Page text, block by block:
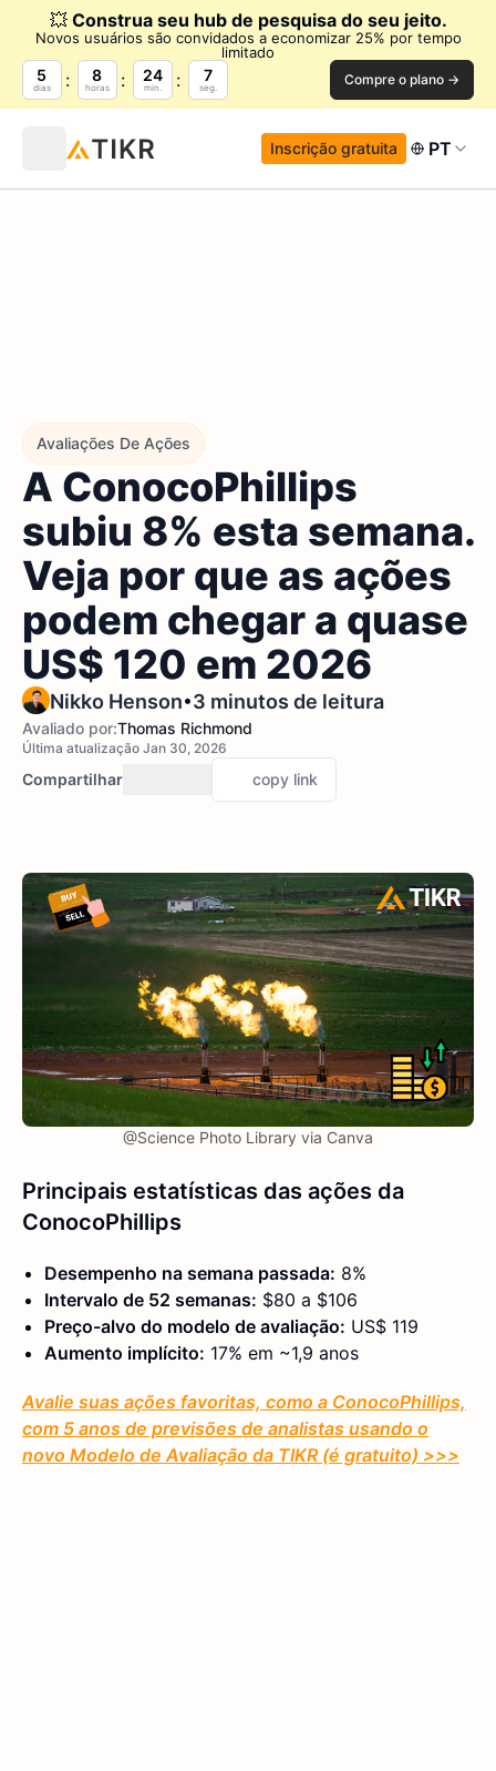
💥 Construa seu hub de pesquisa do seu jeito.
Novos usuários são convidados a economizar 25% por tempo
limitado
5
dias
8
horas
24
min.
6
seg. Compre o plano →
Inscrição gratuita PT
Avaliações De Ações
A ConocoPhillips
subiu 8% esta semana.
Veja por que as ações
podem chegar a quase
US$ 120 em 2026
Nikko Henson•3 minutos de leitura
Avaliado por:Thomas Richmond
Última atualização Jan 30, 2026
Compartilhar copy link
@Science Photo Library via Canva
Principais estatísticas das ações da
ConocoPhillips
Desempenho na semana passada: 8%
Intervalo de 52 semanas: $80 a $106
Preço-alvo do modelo de avaliação: US$ 119
Aumento implícito: 17% em ~1,9 anos
Avalie suas ações favoritas, como a ConocoPhillips,
com 5 anos de previsões de analistas usando o
novo Modelo de Avaliação da TIKR (é gratuito) >>>